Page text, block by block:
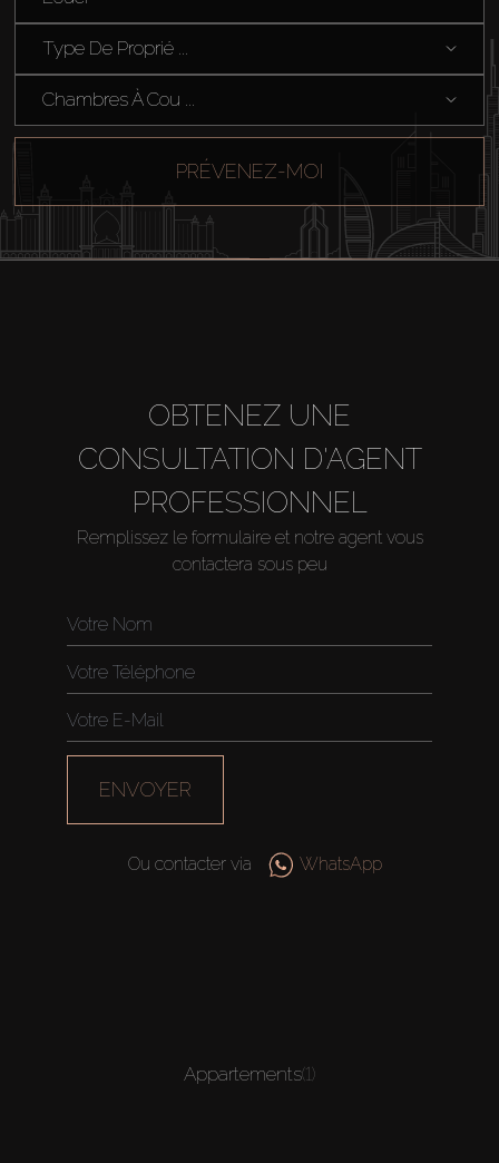
Hors Plan
Agents
Type De Proprié ...
Chambres À Cou ...
PRÉVENEZ-MOI
OBTENEZ UNE
CONSULTATION D'AGENT
PROFESSIONNEL
Remplissez le formulaire et notre agent vous
contactera sous peu
ENVOYER
Ou contacter via WhatsApp
Appartements(1)